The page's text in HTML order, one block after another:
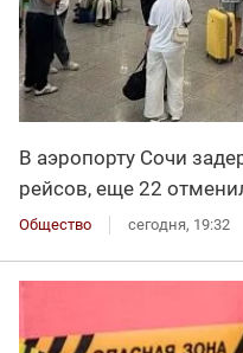
В аэропорту Сочи
рейсов, еще 22
Общество сегодня, 19:32